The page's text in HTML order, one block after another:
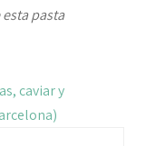
pasta
caviar y